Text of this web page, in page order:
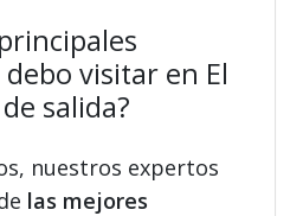
visitar en El
salida?
nuestros expertos
las mejores